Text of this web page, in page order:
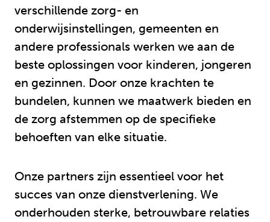
verschillende zorg- en
onderwijsinstellingen, gemeenten en
andere professionals werken we aan de
beste oplossingen voor kinderen, jongeren
en gezinnen. Door onze krachten te
bundelen, kunnen we maatwerk bieden en
de zorg afstemmen op de specifieke
behoeften van elke situatie.
Onze partners zijn essentieel voor het
succes van onze dienstverlening. We
onderhouden sterke, betrouwbare relaties